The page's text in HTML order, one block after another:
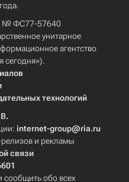
№ ФС77-57640
унитарное
агентство
сегодня»).
технологий
internet-group@ria.ru
и рекламы
связи
сообщить обо всех